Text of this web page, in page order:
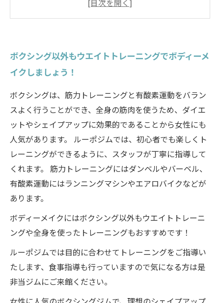
ボクシング以外もウエイトトレーニングでボディーメ
イクしましょう！
ボクシングは、筋力トレーニングと有酸素運動をバラン
スよく行うことができ、全身の筋肉を使うため、ダイエ
ットやシェイプアップに効果的であることから女性にも
人気があります。 ルーポジムでは、初心者でも楽しくト
レーニングができるように、スタッフが丁寧に指導して
くれます。 筋力トレーニングにはダンベルやバーベル、
有酸素運動にはランニングマシンやエアロバイクなどが
あります。
ボディーメイクにはボクシング以外もウエイトトレーニ
ングや全身を使ったトレーニングもおすすめです！
ルーポジムでは目的に合わせてトレーニングをご指導い
たします、食事指導も行っていますので気になる方は是
非当ジムにご来館ください。